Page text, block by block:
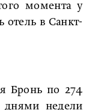
момента у
отель в Санкт-
Бронь по 274
днями недели